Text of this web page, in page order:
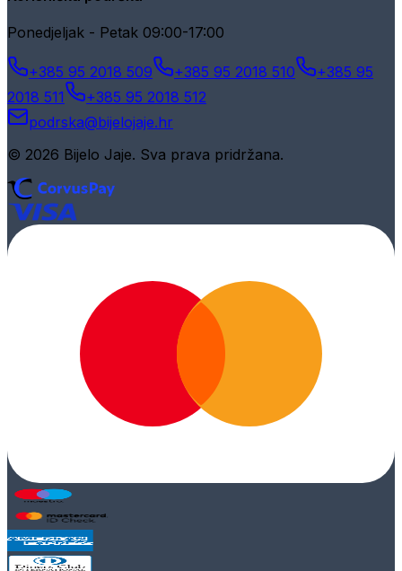
Ponedjeljak - Petak 09:00-17:00
+385 95 2018 509 +385 95 2018 510
+385 95
2018 511
+385 95 2018 512
podrska@bijelojaje.hr
© 2026 Bijelo Jaje. Sva prava pridržana.